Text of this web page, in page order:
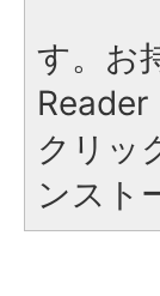
す。お
クリッ
ンスト